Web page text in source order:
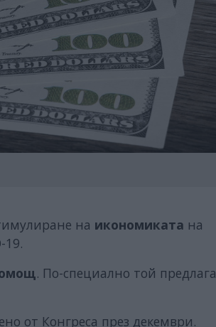
на икономиката на
19.
. По-специално той предлага
от Конгреса през декември.